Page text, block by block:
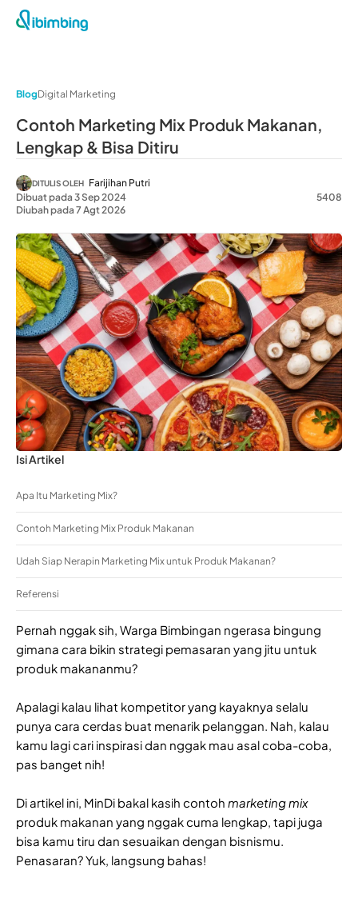
BlogDigital Marketing
Contoh Marketing Mix Produk Makanan,
Lengkap & Bisa Ditiru
DITULIS OLEH Farijihan Putri
Dibuat pada 3 Sep 2024
Diubah pada 7 Agt 2026
5408
Isi Artikel
Apa Itu Marketing Mix?
Contoh Marketing Mix Produk Makanan
Udah Siap Nerapin Marketing Mix untuk Produk Makanan?
Referensi
Pernah nggak sih, Warga Bimbingan ngerasa bingung
gimana cara bikin strategi pemasaran yang jitu untuk
produk makananmu?
Apalagi kalau lihat kompetitor yang kayaknya selalu
punya cara cerdas buat menarik pelanggan. Nah, kalau
kamu lagi cari inspirasi dan nggak mau asal coba-coba,
pas banget nih!
Di artikel ini, MinDi bakal kasih contoh marketing mix
produk makanan yang nggak cuma lengkap, tapi juga
bisa kamu tiru dan sesuaikan dengan bisnismu.
Penasaran? Yuk, langsung bahas!